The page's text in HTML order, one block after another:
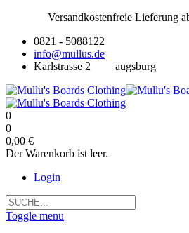
Versandkostenfreie Lieferung
0821 - 5088122
info@mullus.de
Karlstrasse 2
augsburg
0
0
0,00 €
Der Warenkorb ist leer.
Login
Toggle menu